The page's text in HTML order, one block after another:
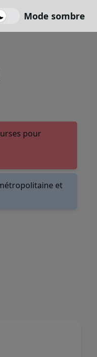
Mode sombre
et
pour